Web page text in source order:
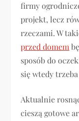
firmy
projekt, lecz
rzeczami. W
przed domem
sposób do
się wtedy
Aktualnie
cieszą gotowe